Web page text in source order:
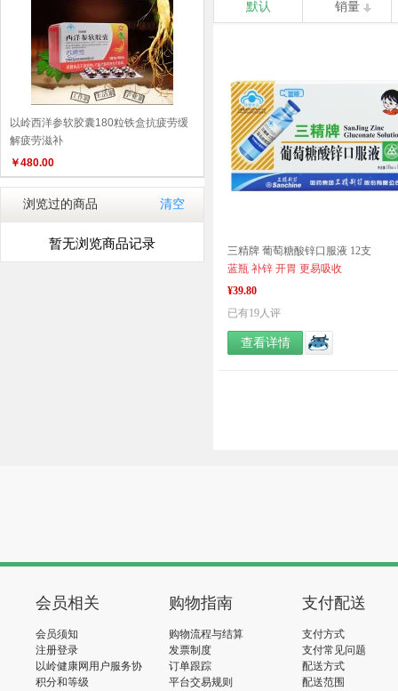
以岭西洋参软胶囊180粒铁盒抗疲劳缓
解疲劳滋补
￥480.00
浏览过的商品 清空
暂无浏览商品记录
默认 销量
三精牌 葡萄糖酸锌口服液 12支
蓝瓶 补锌 开胃 更易吸收
¥39.80
已有19人评
查看详情
会员相关
会员须知
注册登录
以岭健康网用户服务协
议
积分和等级
购物指南
购物流程与结算
发票制度
订单跟踪
平台交易规则
支付配送
支付方式
支付常见问题
配送方式
配送范围